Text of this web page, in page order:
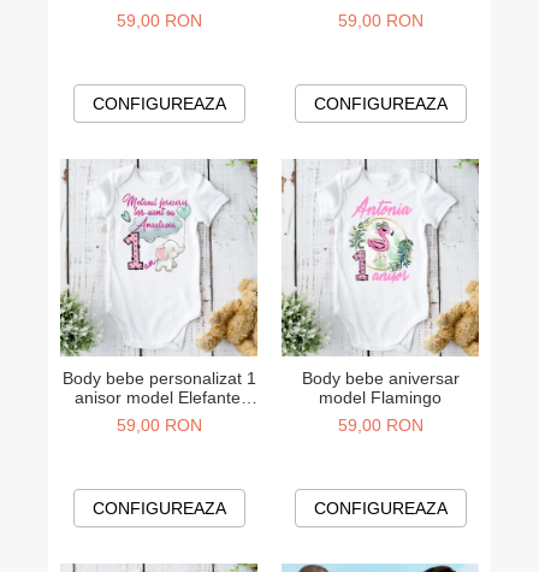
59,00 RON
CONFIGUREAZA
59,00 RON
CONFIGUREAZA
Body bebe personalizat 1
anisor model Elefantel
roz
59,00 RON
CONFIGUREAZA
Body bebe aniversar
model Flamingo
59,00 RON
CONFIGUREAZA